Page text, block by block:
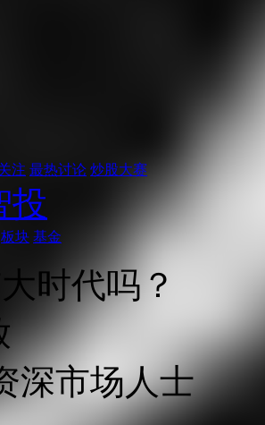
注 最热讨论 炒股大赛
投
板块 基金
时代吗？
深市场人士